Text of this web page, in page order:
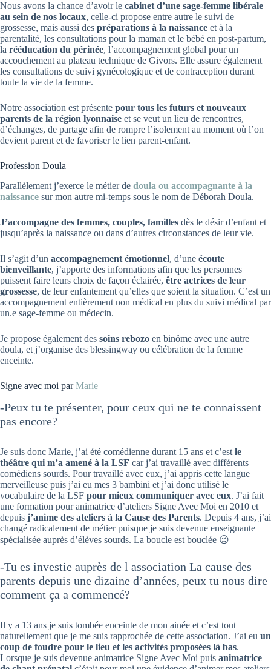
Nous avons la chance d’avoir le cabinet d’une sage-femme libérale
au sein de nos locaux, celle-ci propose entre autre le suivi de
grossesse, mais aussi des préparations à la naissance et à la
parentalité, les consultations pour la maman et le bébé en post-partum,
la rééducation du périnée, l’accompagnement global pour un
accouchement au plateau technique de Givors. Elle assure également
les consultations de suivi gynécologique et de contraception durant
toute la vie de la femme.
Notre association est présente pour tous les futurs et nouveaux
parents de la région lyonnaise et se veut un lieu de rencontres,
d’échanges, de partage afin de rompre l’isolement au moment où l’on
devient parent et de favoriser le lien parent-enfant.
Profession Doula
Parallèlement j’exerce le métier de doula ou accompagnante à la
naissance sur mon autre mi-temps sous le nom de Déborah Doula.
J’accompagne des femmes, couples, familles dès le désir d’enfant et
jusqu’après la naissance ou dans d’autres circonstances de leur vie.
Il s’agit d’un accompagnement émotionnel, d’une écoute
bienveillante, j’apporte des informations afin que les personnes
puissent faire leurs choix de façon éclairée, être actrices de leur
grossesse, de leur enfantement qu’elles que soient la situation. C’est un
accompagnement entièrement non médical en plus du suivi médical par
un.e sage-femme ou médecin.
Je propose également des soins rebozo en binôme avec une autre
doula, et j’organise des blessingway ou célébration de la femme
enceinte.
Signe avec moi parMarie
-Peux tu te présenter, pour ceux qui ne te connaissent
pas encore?
Je suis donc Marie, j’ai été comédienne durant 15 ans et c’est le
théâtre qui m’a amené à la LSF car j’ai travaillé avec différents
comédiens sourds. Pour travaillé avec eux, j’ai appris cette langue
merveilleuse puis j’ai eu mes 3 bambini et j’ai donc utilisé le
vocabulaire de la LSF pour mieux communiquer avec eux. J’ai fait
une formation pour animatrice d’ateliers Signe Avec Moi en 2010 et
depuis j’anime des ateliers à la Cause des Parents. Depuis 4 ans, j’ai
changé radicalement de métier puisque je suis devenue enseignante
spécialisée auprès d’élèves sourds. La boucle est bouclée 😉
-Tu es investie auprès de l association La cause des
parents depuis une dizaine d’années, peux tu nous dire
comment ça a commencé?
Il y a 13 ans je suis tombée enceinte de mon ainée et c’est tout
naturellement que je me suis rapprochée de cette association. J’ai eu un
coup de foudre pour le lieu et les activités proposées là bas.
Lorsque je suis devenue animatrice Signe Avec Moi puis animatrice